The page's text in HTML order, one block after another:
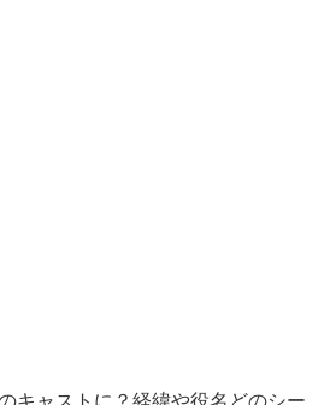
キャストに？経緯や役名どのシー